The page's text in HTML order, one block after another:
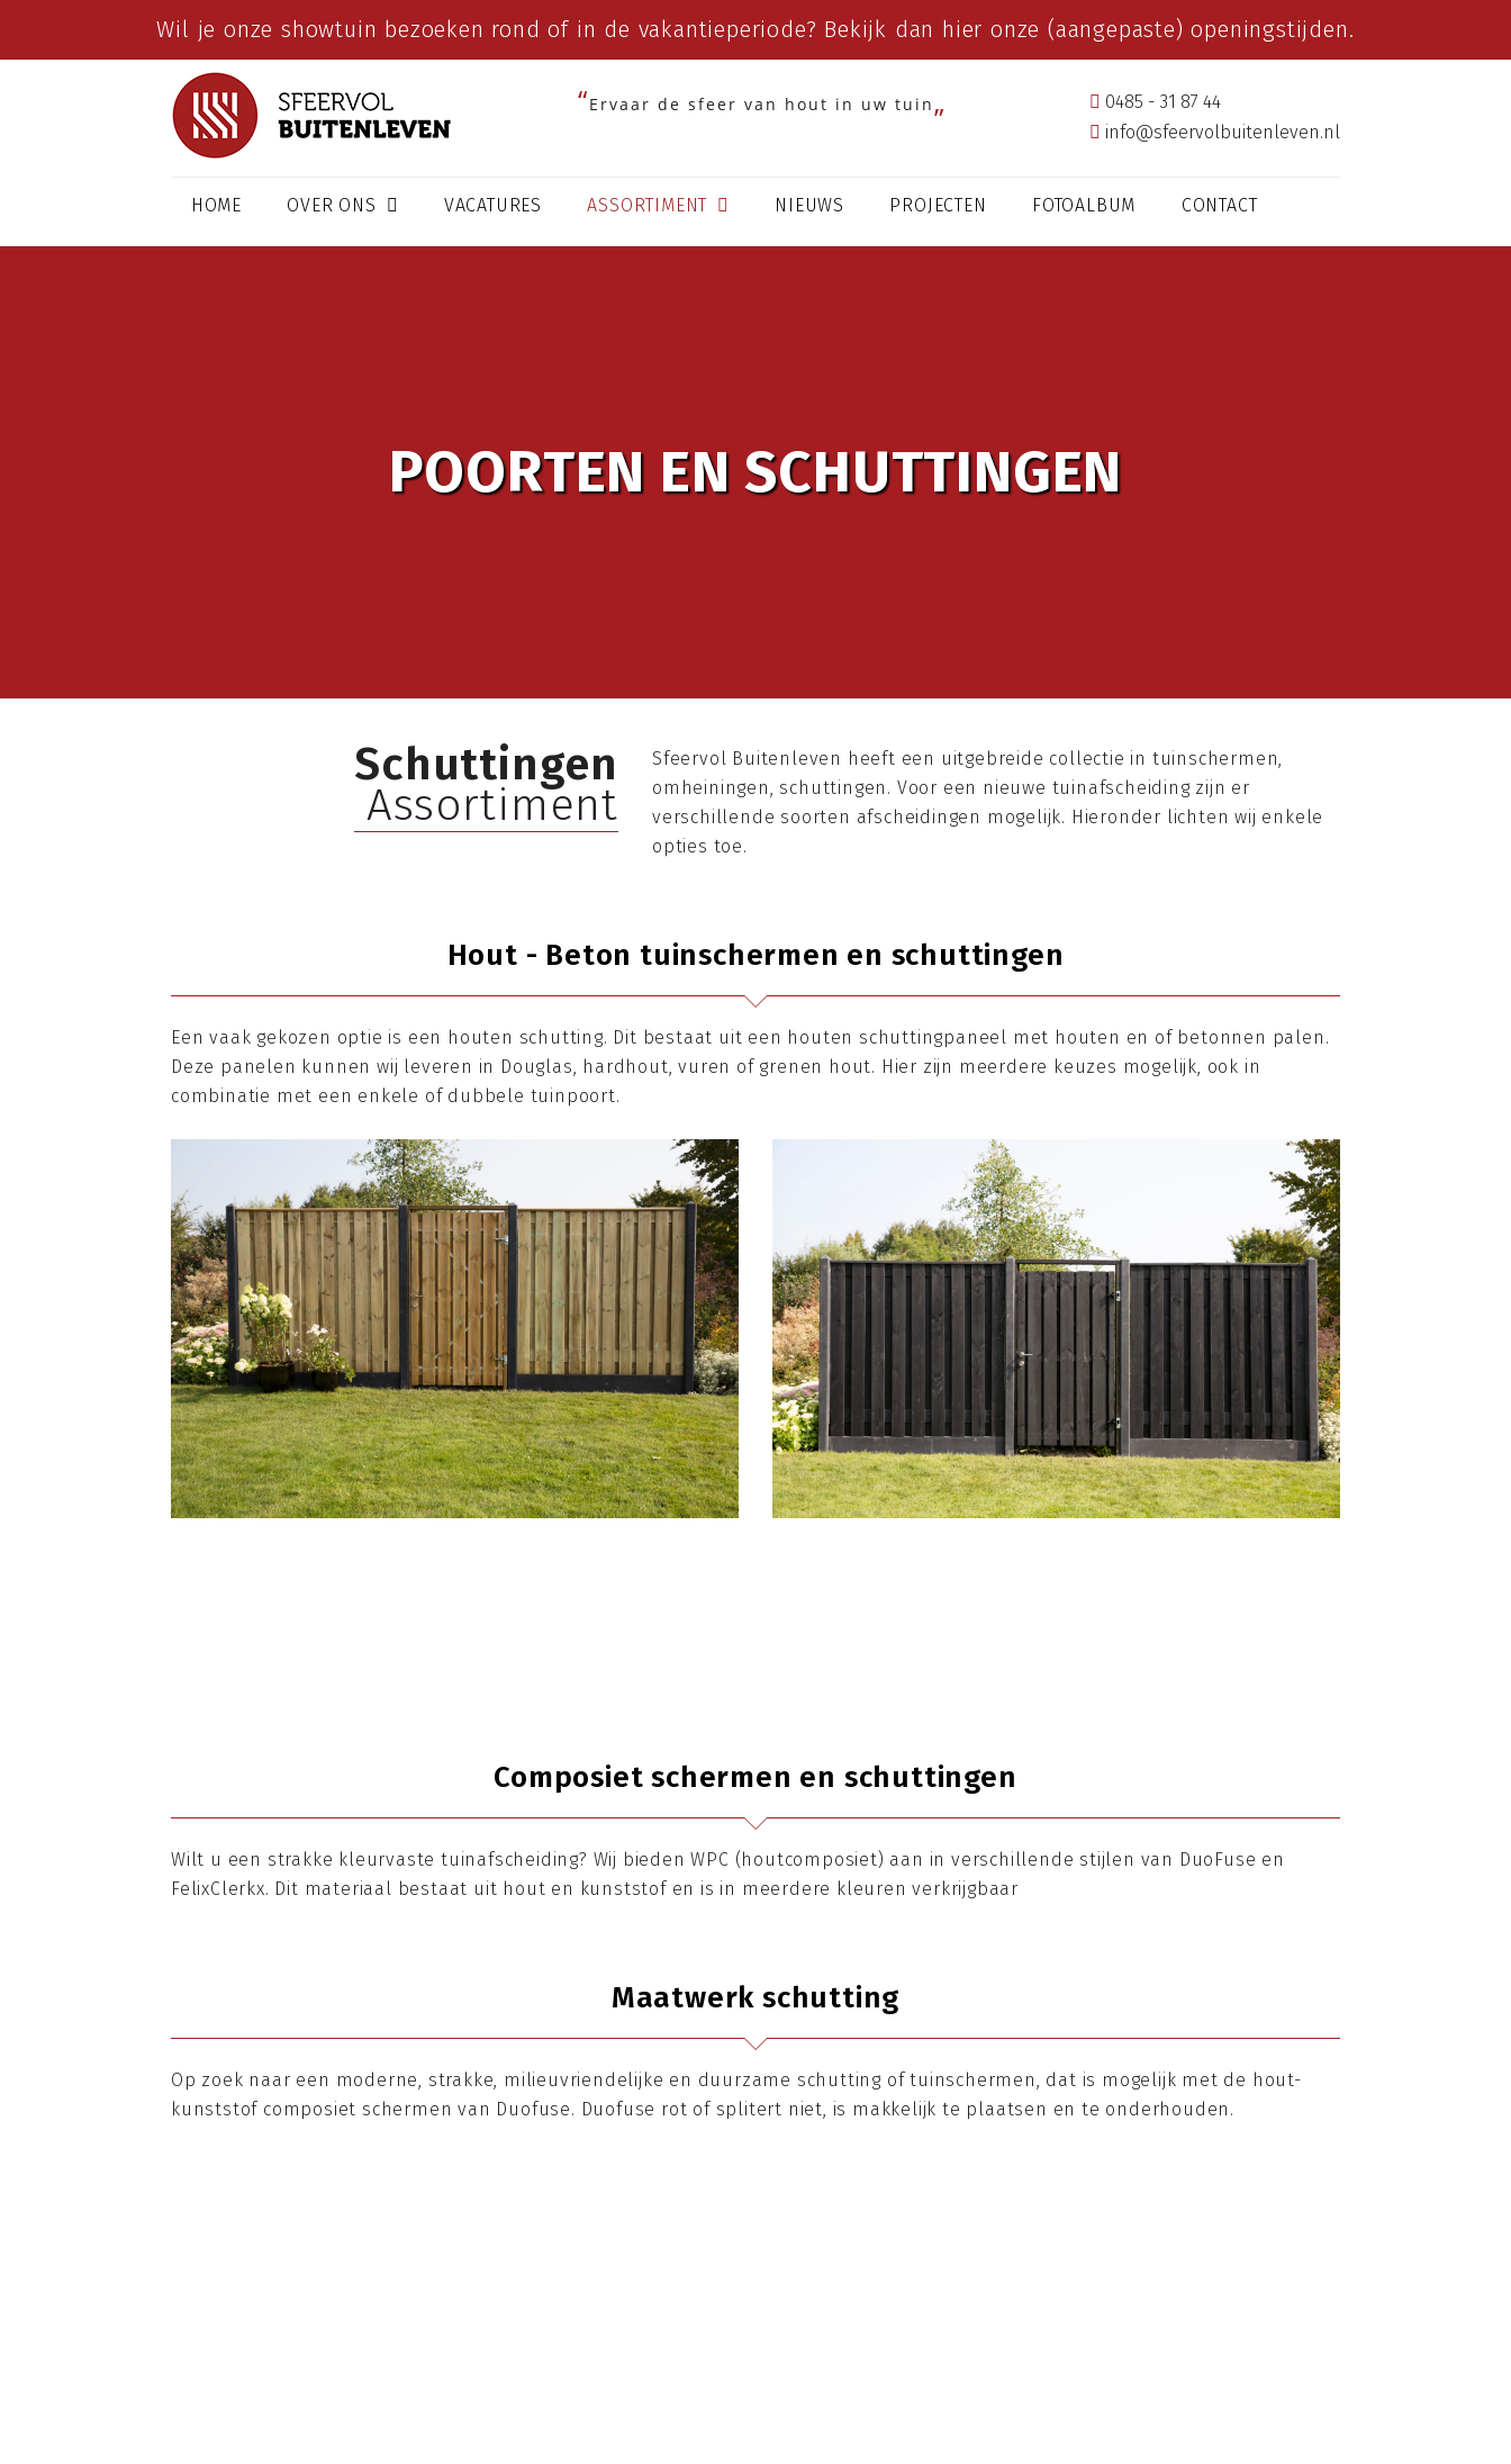
Wil je onze showtuin bezoeken rond of in de vakantieperiode? Bekijk dan hier onze (aangepaste) openingstijden.
Ervaar de sfeer van hout in uw tuin
0485 - 31 87 44
info@sfeervolbuitenleven.nl
HOME OVER ONS VACATURES ASSORTIMENT NIEUWS PROJECTEN FOTOALBUM CONTACT
POORTEN EN SCHUTTINGEN
Schuttingen
Assortiment
Sfeervol Buitenleven heeft een uitgebreide collectie in tuinschermen,
omheiningen, schuttingen. Voor een nieuwe tuinafscheiding zijn er
verschillende soorten afscheidingen mogelijk. Hieronder lichten wij enkele
opties toe.
Hout - Beton tuinschermen en schuttingen
Een vaak gekozen optie is een houten schutting. Dit bestaat uit een houten schuttingpaneel met houten en of betonnen palen.
Deze panelen kunnen wij leveren in Douglas, hardhout, vuren of grenen hout. Hier zijn meerdere keuzes mogelijk, ook in
combinatie met een enkele of dubbele tuinpoort.
Composiet schermen en schuttingen
Wilt u een strakke kleurvaste tuinafscheiding? Wij bieden WPC (houtcomposiet) aan in verschillende stijlen van DuoFuse en
FelixClerkx. Dit materiaal bestaat uit hout en kunststof en is in meerdere kleuren verkrijgbaar
Maatwerk schutting
Op zoek naar een moderne, strakke, milieuvriendelijke en duurzame schutting of tuinschermen, dat is mogelijk met de hout-
kunststof composiet schermen van Duofuse. Duofuse rot of splitert niet, is makkelijk te plaatsen en te onderhouden.